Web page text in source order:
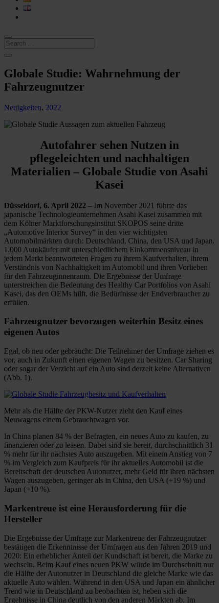
Globale Studie: Wahrnehmung der
Fahrzeugnutzer
Neuigkeiten, 2022
Autofahrer sehen Nutzen in
pflegeleichten und nachhaltigen
Materialien – Globale Studie von Asahi
Kasei
Düsseldorf, 6. April 2022 – Im November 2021 führte das
japanische Technologieunternehmen Asahi Kasei zusammen mit
dem Kölner Marktforschungsinstitut SKOPOS seine dritte
„Automotive Interior Survey“ in den vier wichtigsten
Automobilmärkten durch: Deutschland, China, den USA und Japan.
1.000 Autokäufer mit unterschiedlichem Einkommensniveau in
jedem Markt beantworteten Fragen zu ihrem Kaufverhalten, ihrem
Verständnis von Nachhaltigkeit im Automobil und ihren Vorlieben
für den Fahrzeuginnenraum. Die Ergebnisse der Umfrage
unterstreichen die Bedeutung des Healthy Car Portfolios von Asahi
Kasei, das den OEMs hilft, die Bedürfnisse der Endverbraucher zu
erfüllen.
Fahrzeugnutzer bevorzugen weiterhin Besitz eines
eigenen Autos
Egal, ob neu oder gebraucht: Die Teilnehmer der Umfrage ziehen es
vor, auch in Zukunft einen eigenen Wagen zu besitzen. Car Sharing
oder sogar der Verzicht auf ein Auto sind derzeit keine Alternativen
(Abb. 1).
Mehr als die Hälfte der PKW-Nutzer zieht den Kauf eines
Neuwagens einem Gebrauchtwagen vor.
In China planen 84 % der Befragten, ein neues Auto zu kaufen, zu
finanzieren oder zu leasen. Dabei sind sie bereit, durchschnittlich 31
% mehr für ihr nächstes Auto auszugeben. Mit einem Anstieg von 7
% im Vergleich zum Kaufpreis für ihr aktuelles Automobil ist die
Bereitschaft der deutschen Autonutzer, mehr Geld für ihren nächsten
Wagen auszugeben, geringer als in China, den USA (+19 %) und
Japan (+10 %).
Markentreue ist eine Herausforderung für die
Hersteller
Die Ergebnisse der Umfrage zur Markentreue der Fahrzeugnutzer
bestätigen die Erkenntnisse der Umfragen aus den Jahren 2019 und
2020: Ein erheblicher Anteil der Kundschaft ist bereit, die Marke zu
wechseln. Beim Kauf eines neuen PKW würde im Durchschnitt nur
die Hälfte der Autonutzer in Deutschland die gleiche Marke wie das
aktuelle Auto wählen. Während in den USA und Japan ein ähnlicher
Trend wie in Deutschland zu beobachten ist, heben sich die
Ergebnisse in China deutlich von den anderen Märkten ab. Im